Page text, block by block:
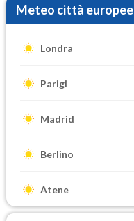
Meteo città europee
Londra
Parigi
Madrid
Berlino
Atene